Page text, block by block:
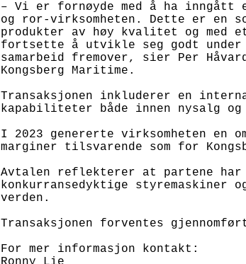
– Vi er fornøyde med å ha inngått
og ror-virksomheten. Dette er en
produkter av høy kvalitet og med
fortsette å utvikle seg godt
samarbeid fremover, sier Per
Kongsberg Maritime.
Transaksjonen inkluderer en
kapabiliteter både innen nysalg
I 2023 genererte virksomheten en
marginer tilsvarende som for
Avtalen reflekterer at partene
konkurransedyktige
verden.
Transaksjonen forventes
For mer informasjon kontakt: